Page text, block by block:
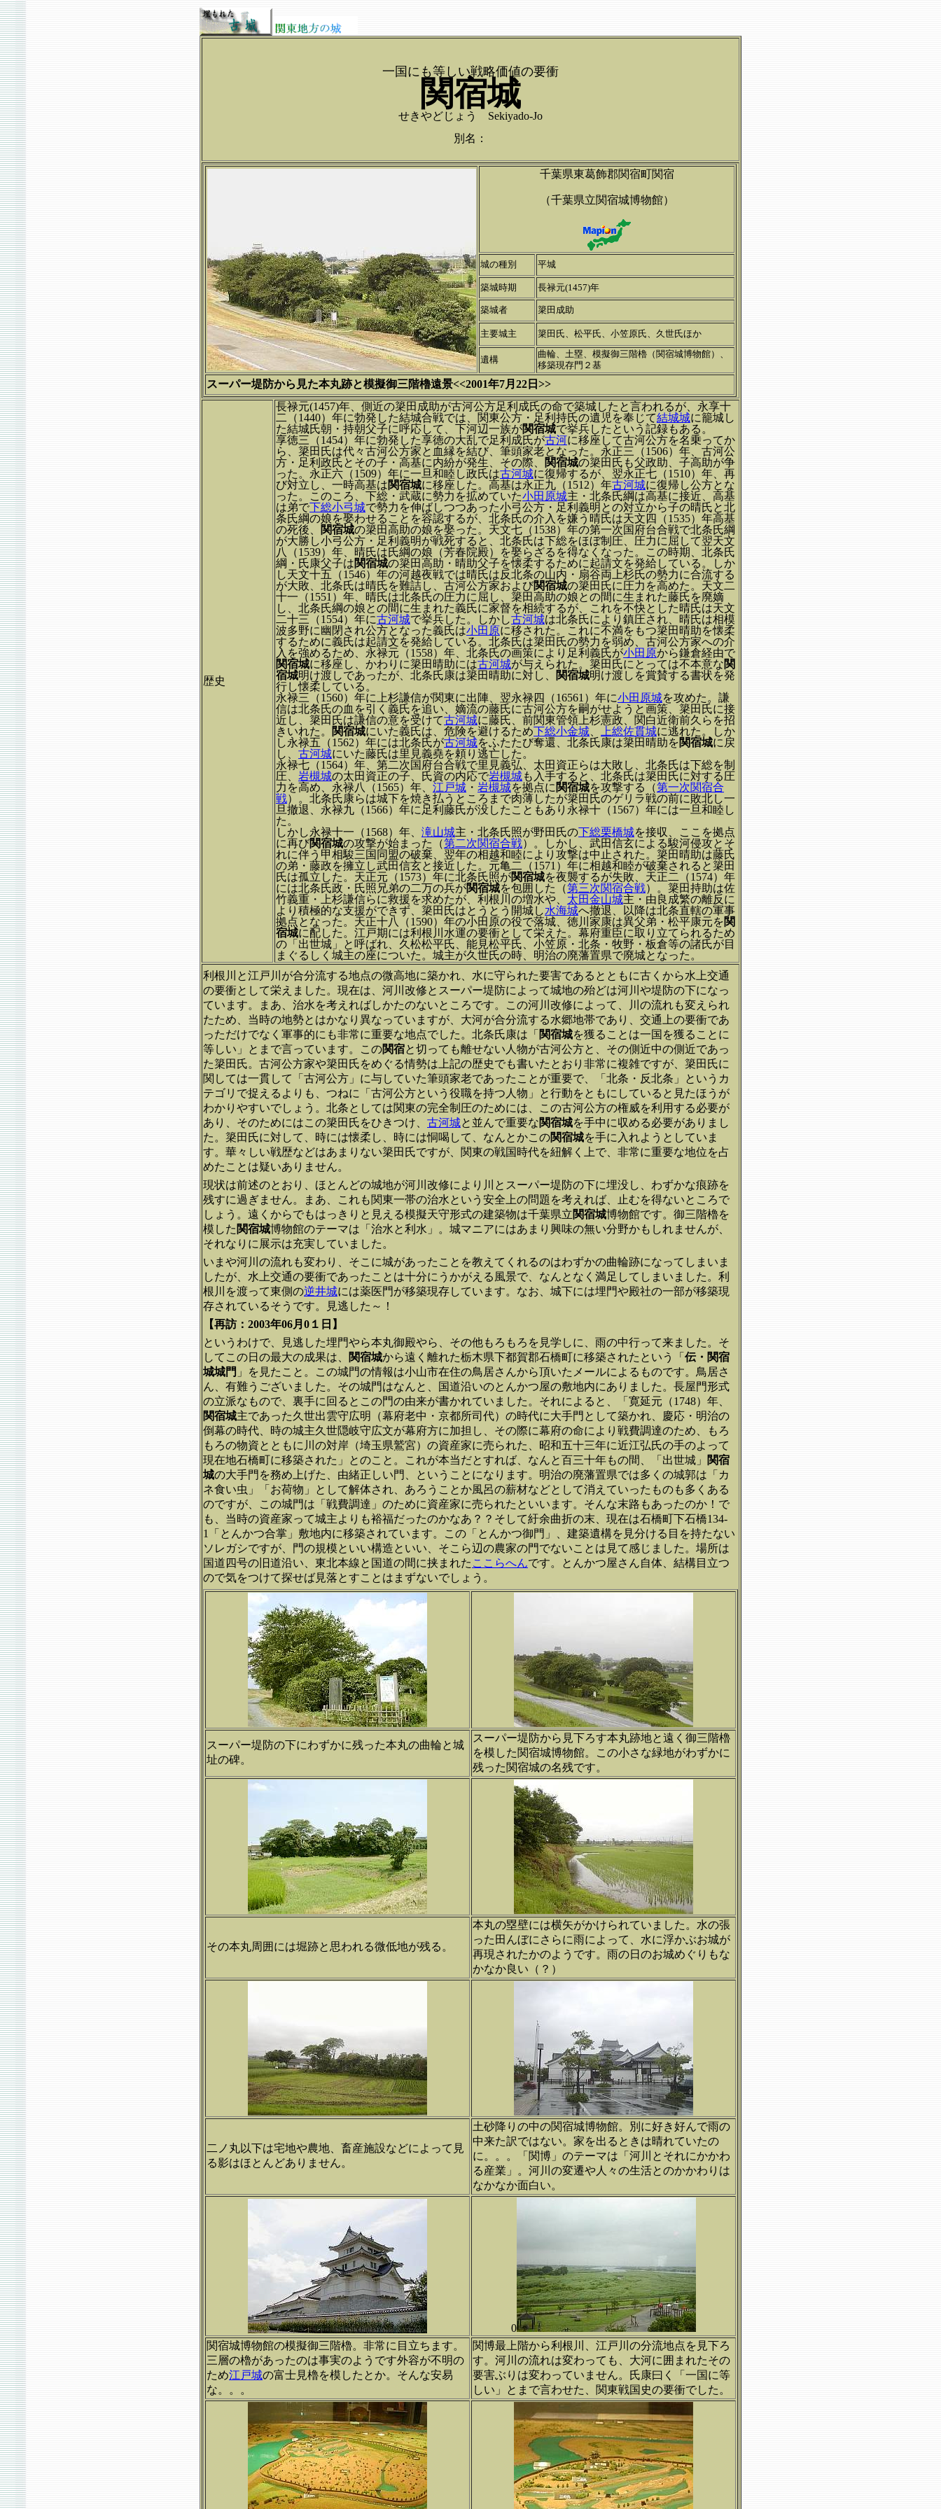
一国にも等しい戦略価値の要衝
関宿城
せきやどじょう Sekiyado-Jo
別名：
千葉県東葛飾郡関宿町関宿
（千葉県立関宿城博物館）
城の種別 平城
築城時期 長禄元(1457)年
築城者 簗田成助
主要城主 簗田氏、松平氏、小笠原氏、久世氏ほか
遺構
曲輪、土塁、模擬御三階櫓（関宿城博物館）、
移築現存門２基
スーパー堤防から見た本丸跡と模擬御三階櫓遠景<<2001年7月22日>>
歴史
長禄元(1457)年、側近の簗田成助が古河公方足利成氏の命で築城したと言われるが、永享十
二（1440）年に勃発した結城合戦では、関東公方・足利持氏の遺児を奉じて結城城に籠城し
た結城氏朝・持朝父子に呼応して、下河辺一族が関宿城で挙兵したという記録もある。
享徳三（1454）年に勃発した享徳の大乱で足利成氏が古河に移座して古河公方を名乗ってか
ら、簗田氏は代々古河公方家と血縁を結び、筆頭家老となった。永正三（1506）年、古河公
方・足利政氏とその子・高基に内紛が発生、その際、
関宿城の簗田氏も父政助、子高助が争
った。永正六（1509）年に一旦和睦し政氏は古河城に復帰するが、翌永正七（1510）年、再
び対立し、一時高基は関宿城に移座した。高基は永正九（1512）年古河城に復帰し公方とな
った。このころ、下総・武蔵に勢力を拡めていた小田原城主・北条氏綱は高基に接近、高基
は弟で下総小弓城で勢力を伸ばしつつあった小弓公方・足利義明との対立から子の晴氏と北
条氏綱の娘を娶わせることを容認するが、北条氏の介入を嫌う晴氏は天文四（1535）年高基
の死後、
関宿城の簗田高助の娘を娶った。天文七（1538）年の第一次国府台合戦で北条氏綱
が大勝し小弓公方・足利義明が戦死すると、北条氏は下総をほぼ制圧、圧力に屈して翌天文
八（1539）年、晴氏は氏綱の娘（芳春院殿）を娶らざるを得なくなった。この時期、北条氏
綱・氏康父子は関宿城の簗田高助・晴助父子を懐柔するために起請文を発給している。しか
し天文十五（1546）年の河越夜戦では晴氏は反北条の山内・扇谷両上杉氏の勢力に合流する
が大敗、北条氏は晴氏を難詰し、古河公方家および関宿城の簗田氏に圧力を高めた。天文二
十一（1551）年、晴氏は北条氏の圧力に屈し、簗田高助の娘との間に生まれた藤氏を廃嫡
し、北条氏綱の娘との間に生まれた義氏に家督を相続するが、これを不快とした晴氏は天文
二十三（1554）年に古河城で挙兵した。しかし古河城は北条氏により鎮圧され、晴氏は相模
波多野に幽閉され公方となった義氏は小田原に移された。これに不満をもつ簗田晴助を懐柔
するために義氏は起請文を発給している。北条氏は簗田氏の勢力を弱め、古河公方家への介
入を強めるため、永禄元（1558）年、北条氏の画策により足利義氏が小田原から鎌倉経由で
関宿城に移座し、かわりに簗田晴助には古河城が与えられた。簗田氏にとっては不本意な関
宿城明け渡しであったが、北条氏康は簗田晴助に対し、 関宿城明け渡しを賞賛する書状を発
行し懐柔している。
永禄三（1560）年に上杉謙信が関東に出陣、翌永禄四（16561）年に小田原城を攻めた。謙
信は北条氏の血を引く義氏を追い、嫡流の藤氏に古河公方を嗣がせようと画策、簗田氏に接
近し、簗田氏は謙信の意を受けて古河城に藤氏、前関東管領上杉憲政、関白近衛前久らを招
きいれた。
関宿城にいた義氏は、危険を避けるため下総小金城 上総佐貫城に逃れた。しか
し永禄五（1562）年には北条氏が古河城をふたたび奪還、北条氏康は簗田晴助を関宿城に戻
し、 古河城にいた藤氏は里見義堯を頼り逃亡した。
永禄七（1564）年、第二次国府台合戦で里見義弘、太田資正らは大敗し、北条氏は下総を制
圧、 岩槻城の太田資正の子、氏資の内応で岩槻城も入手すると、北条氏は簗田氏に対する圧
力を高め、永禄八（1565）年、 江戸城 ・ 岩槻城を拠点に 関宿城を攻撃する（第一次関宿合
戦）。北条氏康らは城下を焼き払うところまで肉薄したが簗田氏のゲリラ戦の前に敗北し一
旦撤退、永禄九（1566）年に足利藤氏が没したこともあり永禄十（1567）年には一旦和睦し
た。
しかし永禄十一（1568）年、 滝山城主・北条氏照が野田氏の下総栗橋城を接収、ここを拠点
に再び関宿城の攻撃が始まった（第二次関宿合戦）。しかし、武田信玄による駿河侵攻とそ
れに伴う甲相駿三国同盟の破棄、翌年の相越和睦により攻撃は中止された。簗田晴助は藤氏
の弟・藤政を擁立し武田信玄と接近した。元亀二（1571）年に相越和睦が破棄されると簗田
氏は孤立した。天正元（1573）年に北条氏照が関宿城を夜襲するが失敗、天正二（1574）年
には北条氏政・氏照兄弟の二万の兵が関宿城を包囲した（第三次関宿合戦）。簗田持助は佐
竹義重・上杉謙信らに救援を求めたが、利根川の増水や、 太田金山城主・由良成繁の離反に
より積極的な支援ができず、簗田氏はとうとう開城し水海城へ撤退、以降は北条直轄の軍事
拠点となった。天正十八（1590）年の小田原の役で落城、徳川家康は異父弟・松平康元を関
宿城に配した。江戸期には利根川水運の要衝として栄えた。幕府重臣に取り立てられるため
の「出世城」と呼ばれ、久松松平氏、能見松平氏、小笠原・北条・牧野・板倉等の諸氏が目
まぐるしく城主の座についた。城主が久世氏の時、明治の廃藩置県で廃城となった。
利根川と江戸川が合分流する地点の微高地に築かれ、水に守られた要害であるとともに古くから水上交通
の要衝として栄えました。現在は、河川改修とスーパー堤防によって城地の殆どは河川や堤防の下になっ
ています。まあ、治水を考えればしかたのないところです。この河川改修によって、川の流れも変えられ
たため、当時の地勢とはかなり異なっていますが、大河が合分流する水郷地帯であり、交通上の要衝であ
っただけでなく軍事的にも非常に重要な地点でした。北条氏康は「 関宿城を獲ることは一国を獲ることに
等しい」とまで言っています。この関宿と切っても離せない人物が古河公方と、その側近中の側近であっ
た簗田氏。古河公方家や簗田氏をめぐる情勢は上記の歴史でも書いたとおり非常に複雑ですが、簗田氏に
関しては一貫して「古河公方」に与していた筆頭家老であったことが重要で、「北条・反北条」というカ
テゴリで捉えるよりも、つねに「古河公方という役職を持つ人物」と行動をともにしていると見たほうが
わかりやすいでしょう。北条としては関東の完全制圧のためには、この古河公方の権威を利用する必要が
あり、そのためにはこの簗田氏をひきつけ、 古河城と並んで重要な関宿城を手中に収める必要がありまし
た。簗田氏に対して、時には懐柔し、時には恫喝して、なんとかこの関宿城を手に入れようとしていま
す。華々しい戦歴などはあまりない簗田氏ですが、関東の戦国時代を紐解く上で、非常に重要な地位を占
めたことは疑いありません。
現状は前述のとおり、ほとんどの城地が河川改修により川とスーパー堤防の下に埋没し、わずかな痕跡を
残すに過ぎません。まあ、これも関東一帯の治水という安全上の問題を考えれば、止むを得ないところで
しょう。遠くからでもはっきりと見える模擬天守形式の建築物は千葉県立関宿城博物館です。御三階櫓を
模した 関宿城博物館のテーマは「治水と利水」。城マニアにはあまり興味の無い分野かもしれませんが、
それなりに展示は充実していました。
いまや河川の流れも変わり、そこに城があったことを教えてくれるのはわずかの曲輪跡になってしまいま
したが、水上交通の要衝であったことは十分にうかがえる風景で、なんとなく満足してしまいました。利
根川を渡って東側の逆井城には薬医門が移築現存しています。なお、城下には埋門や殿社の一部が移築現
存されているそうです。見逃した～！
【再訪：2003年06月0１日】
というわけで、見逃した埋門やら本丸御殿やら、その他もろもろを見学しに、雨の中行って来ました。そ
してこの日の最大の成果は、
関宿城から遠く離れた栃木県下都賀郡石橋町に移築されたという「 伝・関宿
城城門 」を見たこと。この城門の情報は小山市在住の鳥居さんから頂いたメールによるものです。鳥居さ
ん、有難うございました。その城門はなんと、国道沿いのとんかつ屋の敷地内にありました。長屋門形式
の立派なもので、裏手に回るとこの門の由来が書かれていました。それによると、「寛延元（1748）年、
関宿城主であった久世出雲守広明（幕府老中・京都所司代）の時代に大手門として築かれ、慶応・明治の
倒幕の時代、時の城主久世隠岐守広文が幕府方に加担し、その際に幕府の命により戦費調達のため、もろ
もろの物資とともに川の対岸（埼玉県鷲宮）の資産家に売られた、昭和五十三年に近江弘氏の手のよって
現在地石橋町に移築された」とのこと。これが本当だとすれば、なんと百三十年もの間、「出世城」
関宿
城の大手門を務め上げた、由緒正しい門、ということになります。明治の廃藩置県では多くの城郭は「カ
ネ食い虫」「お荷物」として解体され、あろうことか風呂の薪材などとして消えていったものも多くある
のですが、この城門は「戦費調達」のために資産家に売られたといいます。そんな末路もあったのか！で
も、当時の資産家って城主よりも裕福だったのかなあ？？そして紆余曲折の末、現在は石橋町下石橋134-
1「とんかつ合掌」敷地内に移築されています。この「とんかつ御門」、建築遺構を見分ける目を持たない
ソレガシですが、門の規模といい構造といい、そこら辺の農家の門でないことは見て感じました。場所は
国道四号の旧道沿い、東北本線と国道の間に挟まれた ここらへんです。とんかつ屋さん自体、結構目立つ
ので気をつけて探せば見落とすことはまずないでしょう。
スーパー堤防の下にわずかに残った本丸の曲輪と城
址の碑。
スーパー堤防から見下ろす本丸跡地と遠く御三階櫓
を模した関宿城博物館。この小さな緑地がわずかに
残った関宿城の名残です。
その本丸周囲には堀跡と思われる微低地が残る。
本丸の塁壁には横矢がかけられていました。水の張
った田んぼにさらに雨によって、水に浮かぶお城が
再現されたかのようです。雨の日のお城めぐりもな
かなか良い（？）
二ノ丸以下は宅地や農地、畜産施設などによって見
る影はほとんどありません。
土砂降りの中の関宿城博物館。別に好き好んで雨の
中来た訳ではない。家を出るときは晴れていたの
に。。。「関博」のテーマは「河川とそれにかかわ
る産業」。河川の変遷や人々の生活とのかかわりは
なかなか面白い。
0
関宿城博物館の模擬御三階櫓。非常に目立ちます。
三層の櫓があったのは事実のようです外容が不明の
ため江戸城の富士見櫓を模したとか。そんな安易
な。。。
関博最上階から利根川、江戸川の分流地点を見下ろ
す。河川の流れは変わっても、大河に囲まれたその
要害ぶりは変わっていません。氏康曰く「一国に等
しい」とまで言わせた、関東戦国史の要衝でした。